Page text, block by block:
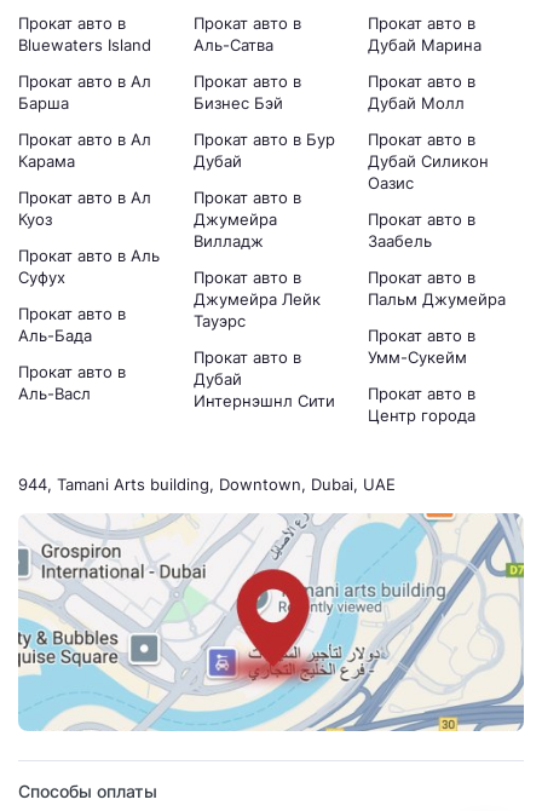
944, Tamani Arts building, Downtown, Dubai, UAE
Прокат авто в
Bluewaters Island
Прокат авто в Ал
Барша
Прокат авто в Ал
Карама
Прокат авто в Ал
Куоз
Прокат авто в Аль
Суфух
Прокат авто в
Аль-Бада
Прокат авто в
Аль-Васл
Прокат авто в
Аль-Сатва
Прокат авто в
Бизнес Бэй
Прокат авто в Бур
Дубай
Прокат авто в
Джумейра
Вилладж
Прокат авто в
Джумейра Лейк
Тауэрс
Прокат авто в
Дубай
Интернэшнл Сити
Прокат авто в
Дубай Марина
Прокат авто в
Дубай Молл
Прокат авто в
Дубай Силикон
Оазис
Прокат авто в
Заабель
Прокат авто в
Пальм Джумейра
Прокат авто в
Умм-Сукейм
Прокат авто в
Центр города
Способы оплаты